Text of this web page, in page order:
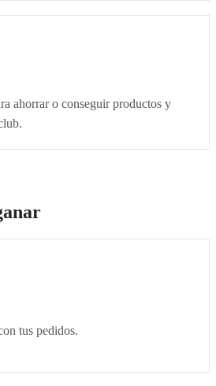
ahorrar o conseguir productos y
tus pedidos.